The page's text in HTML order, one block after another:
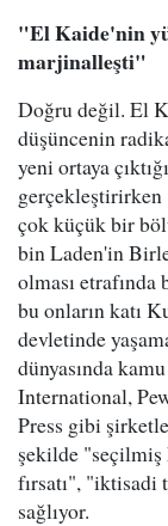
"El Kaide'nin
marjinalleşti"
Doğru değil. El
düşüncenin
yeni ortaya
gerçekleştirirken
çok küçük bir
bin Laden'in
olması
bu onların katı
devletinde
dünyasında
International,
Press gibi
şekilde
fırsatı",
sağlıyor.